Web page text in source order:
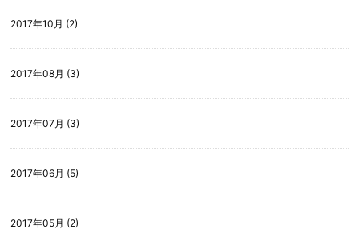
2017年10月 (2)
2017年08月 (3)
2017年07月 (3)
2017年06月 (5)
2017年05月 (2)